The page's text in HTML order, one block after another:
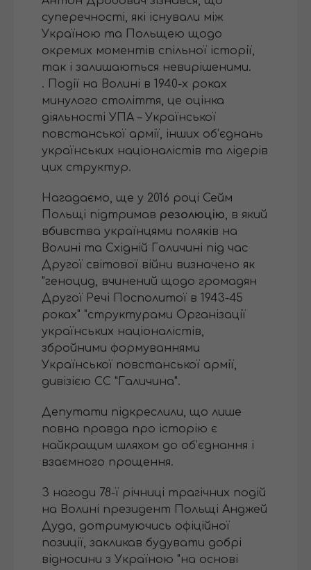
суперечності, які існували між
Україною та Польщею щодо
окремих моментів спільної історії,
так і залишаються невирішеними.
. Події на Волині в 1940-х роках
минулого століття, це оцінка
діяльності УПА – Української
повстанської армії, інших об’єднань
українських націоналістів та лідерів
цих структур.
Нагадаємо, ще у 2016 році Сейм
Польщі підтримав резолюцію, в який
вбивства українцями поляків на
Волині та Східній Галичині під час
Другої світової війни визначено як
"геноцид, вчинений щодо громадян
Другої Речі Посполитої в 1943-45
роках" "структурами Організації
українських націоналістів,
збройними формуваннями
Української повстанської армії,
дивізією СС "Галичина".
Депутати підкреслили, що лише
повна правда про історію є
найкращим шляхом до об’єднання і
взаємного прощення.
З нагоди 78-ї річниці трагічних подій
на Волині президент Польщі Анджей
Дуда, дотримуючись офіційної
позиції, закликав будувати добрі
відносини з Україною "на основі